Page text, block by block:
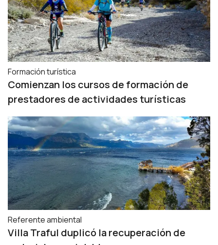
Formación turística
Comienzan los cursos de formación de
prestadores de actividades turísticas
Referente ambiental
Villa Traful duplicó la recuperación de